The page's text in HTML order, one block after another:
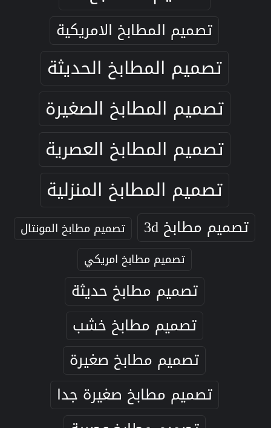
تصميم المطابخ الامريكية
تصميم المطابخ الحديثة
تصميم المطابخ الصغيرة
تصميم المطابخ العصرية
تصميم المطابخ المنزلية
تصميم مطابخ 3d
تصميم مطابخ المونتال
تصميم مطابخ امريكي
تصميم مطابخ حديثة
تصميم مطابخ خشب
تصميم مطابخ صغيرة
تصميم مطابخ صغيرة جدا